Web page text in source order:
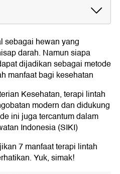
Darah
Kekentalan Darah
Kulit
Jantung
sebagai hewan yang
darah. Namun siapa
dijadikan sebagai metode
manfaat bagi kesehatan
Kesehatan, terapi lintah
modern dan didukung
ini juga tercantum dalam
Indonesia (SIKI)
7 manfaat terapi lintah
Yuk, simak!